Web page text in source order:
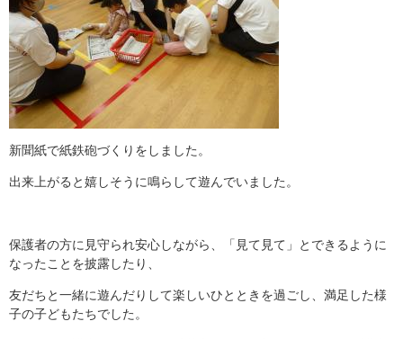
新聞紙で紙鉄砲づくりをしました。
出来上がると嬉しそうに鳴らして遊んでいました。
保護者の方に見守られ安心しながら、「見て見て」とできるように
なったことを披露したり、
友だちと一緒に遊んだりして楽しいひとときを過ごし、満足した様
子の子どもたちでした。